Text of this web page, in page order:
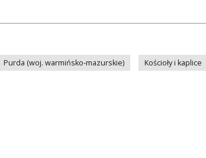
Purda (woj. warmińsko-mazurskie) Kościoły i kaplice